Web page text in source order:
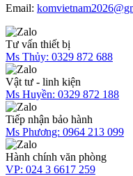
Email:
Tư vấn thiết bị
Ms Thủy: 0329 872 688
Vật tư - linh kiện
Ms Huyền: 0329 872 188
Tiếp nhận bảo hành
Ms Phương: 0964 213 099
Hành chính văn phòng
VP: 024 3 6617 259